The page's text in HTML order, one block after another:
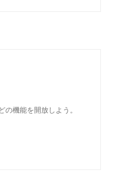
機能を開放しよう。